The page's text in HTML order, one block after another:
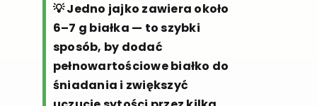
💡 Jedno jajko zawiera około
6–7 g białka — to szybki
sposób, by dodać
pełnowartościowe białko do
śniadania i zwiększyć